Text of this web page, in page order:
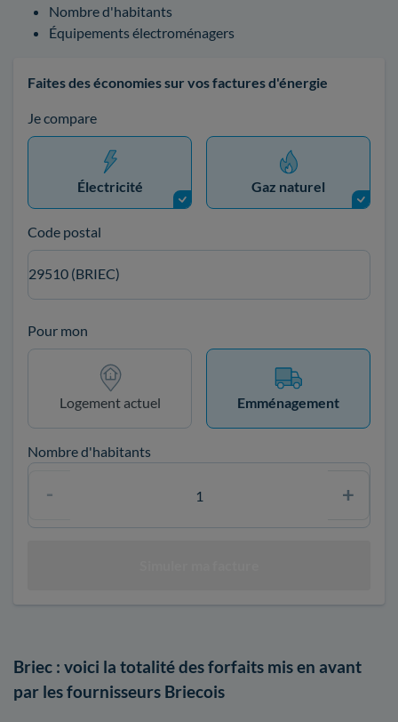
Nombre d'habitants
Équipements électroménagers
Faites des économies sur vos factures d'énergie
Je compare
Électricité Gaz naturel
Code postal
29510 (BRIEC)
Pour mon
Logement actuel Emménagement
Nombre d'habitants
Briec : voici la totalité des forfaits mis en avant
par les fournisseurs Briecois